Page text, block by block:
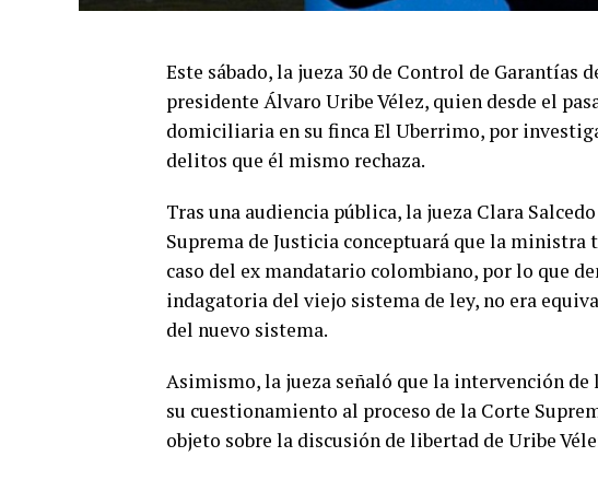
Este sábado, la jueza 30 de Control de Garantías
presidente Álvaro Uribe Vélez, quien desde el
domiciliaria en su finca El Uberrimo, por
delitos que él mismo rechaza.
Tras una audiencia pública, la jueza Clara
Suprema de Justicia conceptuará que la
caso del ex mandatario colombiano, por lo que
indagatoria del viejo sistema de ley, no era
del nuevo sistema.
Asimismo, la jueza señaló que la intervención de
su cuestionamiento al proceso de la Corte
objeto sobre la discusión de libertad de Uribe